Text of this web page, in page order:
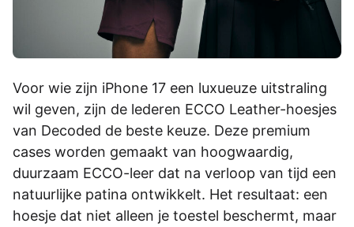
Voor wie zijn iPhone 17 een luxueuze uitstraling
wil geven, zijn de lederen ECCO Leather-hoesjes
van Decoded de beste keuze. Deze premium
cases worden gemaakt van hoogwaardig,
duurzaam ECCO-leer dat na verloop van tijd een
natuurlijke patina ontwikkelt. Het resultaat: een
hoesje dat niet alleen je toestel beschermt, maar